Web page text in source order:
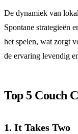
De dynamiek van
Spontane strategieën
het spelen, wat zorgt
de ervaring levendig
Top 5 Couch
1. It Takes Two